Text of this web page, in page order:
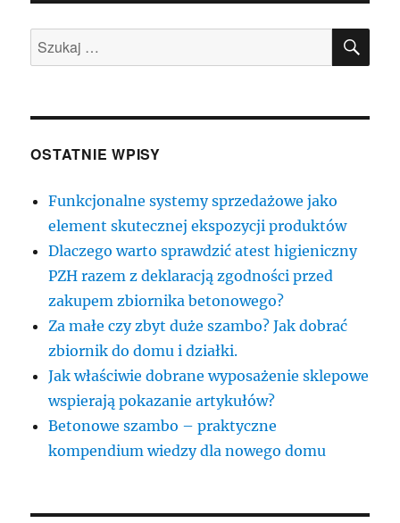
Szukaj:
OSTATNIE WPISY
Funkcjonalne systemy sprzedażowe jako
element skutecznej ekspozycji produktów
Dlaczego warto sprawdzić atest higieniczny
PZH razem z deklaracją zgodności przed
zakupem zbiornika betonowego?
Za małe czy zbyt duże szambo? Jak dobrać
zbiornik do domu i działki.
Jak właściwie dobrane wyposażenie sklepowe
wspierają pokazanie artykułów?
Betonowe szambo – praktyczne
kompendium wiedzy dla nowego domu